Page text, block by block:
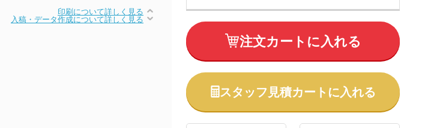
印刷について詳しく見る
入稿・データ作成について詳しく見る
注文カートに入れる
スタッフ見積カートに入れる